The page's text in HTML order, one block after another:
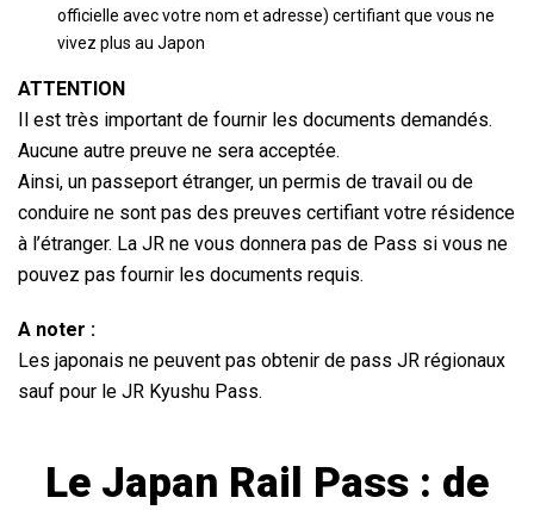
officielle avec votre nom et adresse) certifiant que vous ne
vivez plus au Japon
ATTENTION
Il est très important de fournir les documents demandés.
Aucune autre preuve ne sera acceptée.
Ainsi, un passeport étranger, un permis de travail ou de
conduire ne sont pas des preuves certifiant votre résidence
à l’étranger. La JR ne vous donnera pas de Pass si vous ne
pouvez pas fournir les documents requis.
A noter :
Les japonais ne peuvent pas obtenir de pass JR régionaux
sauf pour le JR Kyushu Pass.
Le Japan Rail Pass : de